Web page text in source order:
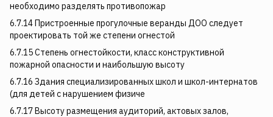
необходимо разделять противопожар­
6.7.14 Пристроенные прогулочные веранды ДОО следует
проектировать той же степени огнестой­
6.7.15 Степень огнестойкости, класс конструктивной
пожарной опасности и наибольшую высоту
6.7.16 Здания специализированных школ и школ-интернатов
(для детей с нарушением физиче­
6.7.17 Высоту размещения аудиторий, актовых залов,